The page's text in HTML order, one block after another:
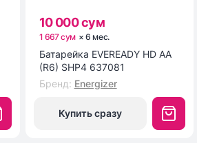
10 000 сум
1 667 сум ×6 мес.
Батарейка EVEREADY HD AA
(R6) SHP4 637081
Бренд: Energizer
Купить сразу